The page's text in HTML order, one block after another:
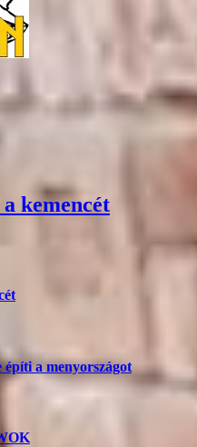
kemencét
építi a menyországot